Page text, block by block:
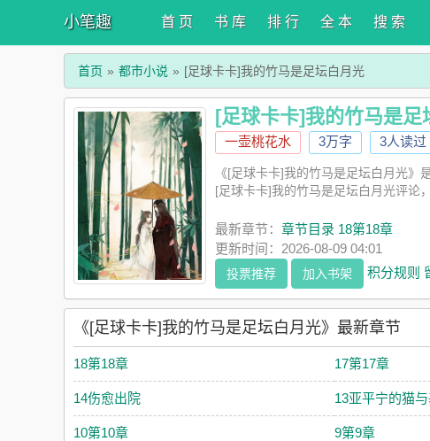
小笔趣 首 页 书 库 排 行 全 本 搜 索
首页 都市小说 [足球卡卡]我的竹马是足坛白月光
[足球卡卡]我的竹马是足
一壶桃花水 3万字 3人读过
《[足球卡卡]我的竹马是足坛白月光
[足球卡卡]我的竹马是足坛白月光评论
最新章节： 章节目录 18第18章
更新时间：2026-08-09 04:01
投票推荐 加入书架 积分规则
《[足球卡卡]我的竹马是足坛白月光》最新章节
18第18章 17第17章
14伤愈出院 13亚平宁的猫
10第10章 9第9章